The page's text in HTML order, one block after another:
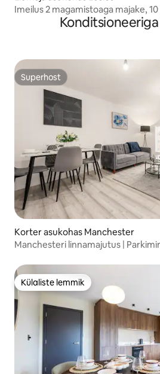
Imeilus 2 magamistoaga majake,
Superhost
Superhost
Korter asukohas Manchester
Manchesteri linnamajutus |
Külaliste lemmik
Külaliste lemmik